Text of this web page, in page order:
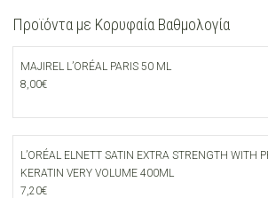
Προϊόντα με Κορυφαία Βαθμολογία
MAJIREL L’ORÉAL PARIS 50 ML
8,00€
L’ORÉAL ELNETT SATIN EXTRA STRENGTH WITH
KERATIN VERY VOLUME 400ML
7,20€